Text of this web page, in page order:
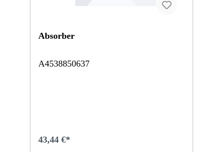
Absorber
A4538850637
43,44 €*